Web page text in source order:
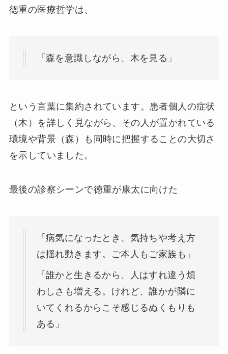
徳重の医療哲学は、
「森を意識しながら、木を見る」
という言葉に集約されています。患者個人の症状
（木）を詳しく見ながら、その人が置かれている
環境や背景（森）も同時に把握することの大切さ
を示していました。
最後の診察シーンで徳重が康太に向けた
「病気になったとき、気持ちや考え方
は揺れ動きます。ご本人もご家族も」
「誰かと生きるから、人はすれ違う煩
わしさも増える。けれど、誰かが隣に
いてくれるからこそ感じるぬくもりも
ある」